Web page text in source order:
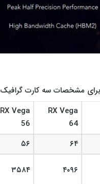
RX Vega
64
RX Vega
56
۶۴ ۵۶
۴۰۹۶ ۳۵۸۴